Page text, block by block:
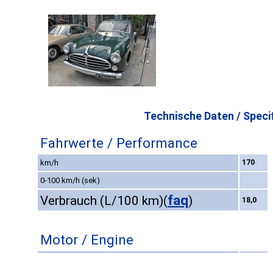
Technische Daten /
Fahrwerte / Performance
km/h 170
0-100 km/h (sek)
Verbrauch (L/100 km)(faq) 18,0
Motor / Engine